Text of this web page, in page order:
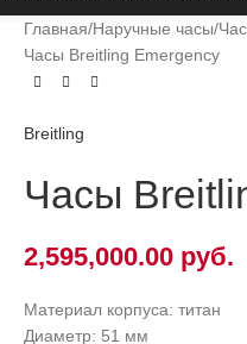
Главная Наручные часы
Часы Breitling Emergency
Breitling
Часы
2,595,000.00 руб.
Материал корпуса: титан
Диаметр: 51 мм